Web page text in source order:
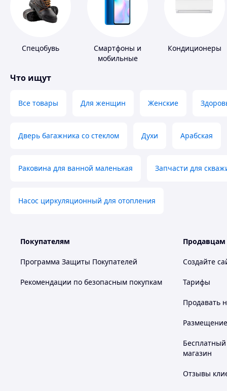
Спецобувь
Смартфоны и
мобильные
Кондиционеры
Что ищут
Все товары Для женщин Женские
Дверь багажника со стеклом Духи Арабская
Раковина для ванной маленькая Запчасти для
Насос циркуляционный для отопления
Покупателям
Программа Защиты Покупателей
Рекомендации по безопасным покупкам
Продавцам
Создайте
Тарифы
Продавать
Бесплатный
магазин
Отзывы